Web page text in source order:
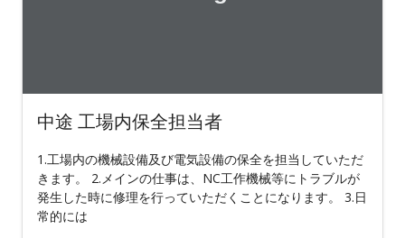
中途 工場内保全担当者
1.工場内の機械設備及び電気設備の保全を担当していただ
きます。 2.メインの仕事は、NC工作機械等にトラブルが
発生した時に修理を行っていただくことになります。 3.日
常的には